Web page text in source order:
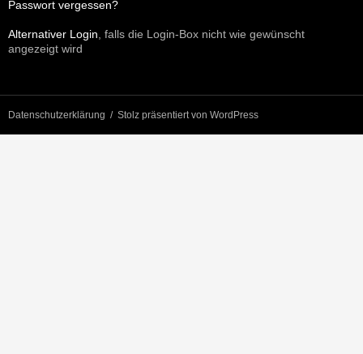
Passwort vergessen?
Alternativer Login , falls die Login-Box nicht wie gewünscht
angezeigt wird
Datenschutzerklärung Stolz präsentiert von WordPress